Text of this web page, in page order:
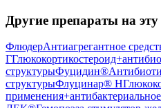
Другие препараты на эту
ФлюдерАнтиагрегантное
Г
структурыФуцидин®
структурыФлуцинар® Н